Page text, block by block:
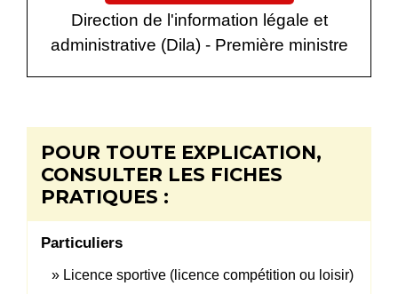
Direction de l'information légale et
administrative (Dila) - Première ministre
POUR TOUTE EXPLICATION,
CONSULTER LES FICHES
PRATIQUES :
Particuliers
Licence sportive (licence compétition ou loisir)